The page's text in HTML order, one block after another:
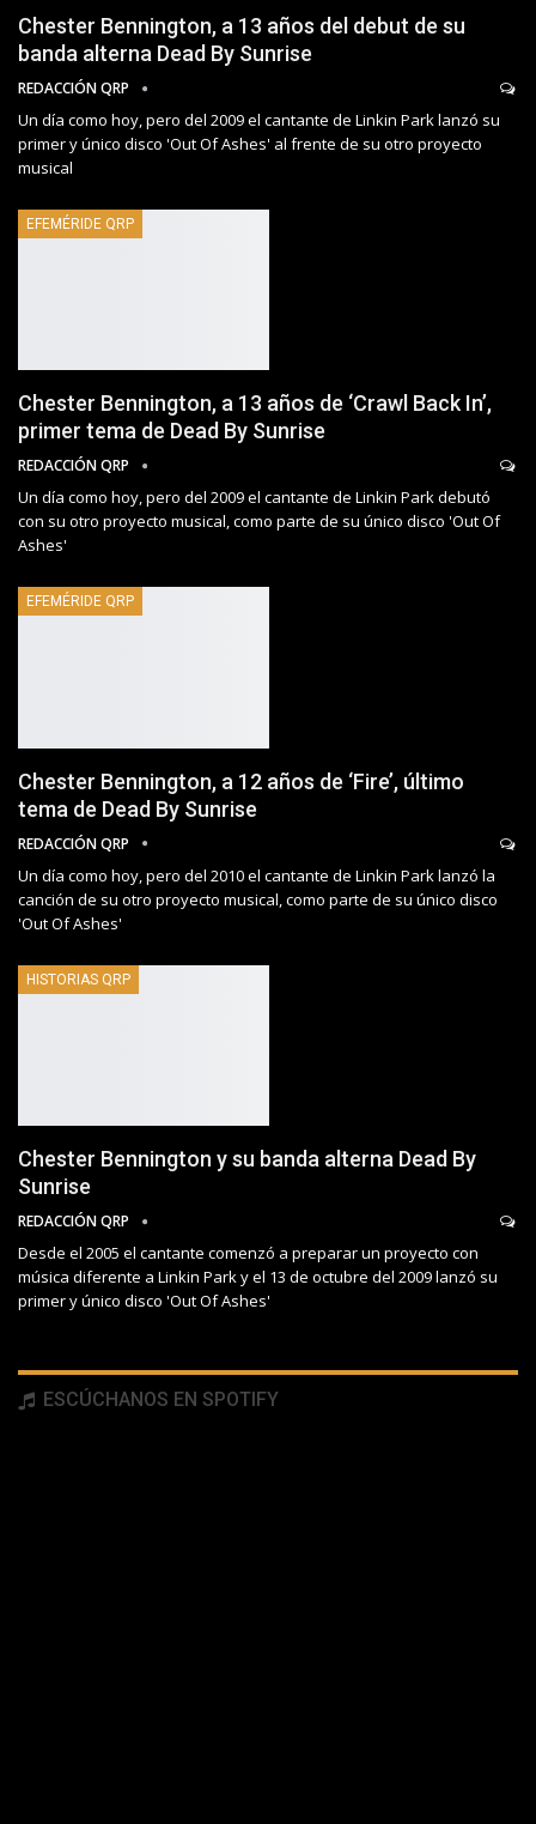
Chester Bennington, a 13 años del debut de su
banda alterna Dead By Sunrise
REDACCIÓN QRP
Un día como hoy, pero del 2009 el cantante de Linkin Park lanzó su
primer y único disco 'Out Of Ashes' al frente de su otro proyecto
musical
EFEMÉRIDE QRP
Chester Bennington, a 13 años de ‘Crawl Back In’,
primer tema de Dead By Sunrise
REDACCIÓN QRP
Un día como hoy, pero del 2009 el cantante de Linkin Park debutó
con su otro proyecto musical, como parte de su único disco 'Out Of
Ashes'
EFEMÉRIDE QRP
Chester Bennington, a 12 años de ‘Fire’, último
tema de Dead By Sunrise
REDACCIÓN QRP
Un día como hoy, pero del 2010 el cantante de Linkin Park lanzó la
canción de su otro proyecto musical, como parte de su único disco
'Out Of Ashes'
HISTORIAS QRP
Chester Bennington y su banda alterna Dead By
Sunrise
REDACCIÓN QRP
Desde el 2005 el cantante comenzó a preparar un proyecto con
música diferente a Linkin Park y el 13 de octubre del 2009 lanzó su
primer y único disco 'Out Of Ashes'
ESCÚCHANOS EN SPOTIFY